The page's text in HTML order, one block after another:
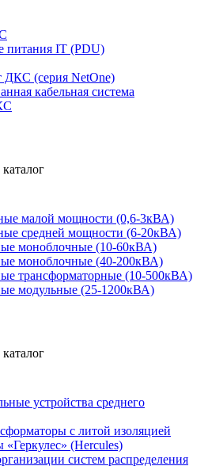
питания IT (PDU)
(серия NetOne)
кабельная система
малой мощности (0,6-3кВА)
средней мощности (6-20кВА)
моноблочные (10-60кВА)
моноблочные (40-200кВА)
трансформаторные (10-500кВА)
модульные (25-1200кВА)
устройства среднего
с литой изоляцией
(Hercules)
систем распределения